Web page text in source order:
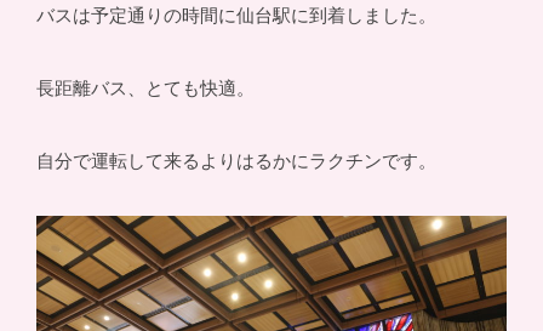
バスは予定通りの時間に仙台駅に到着しました。
長距離バス、とても快適。
自分で運転して来るよりはるかにラクチンです。